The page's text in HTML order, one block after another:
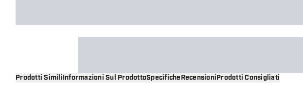
Prodotti SimiliInformazioni Sul ProdottoSpecificheRecensioniProdotti Consigliati